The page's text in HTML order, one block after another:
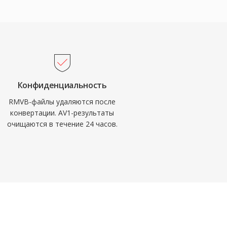
Конфиденциальность
RMVB-файлы удаляются после
конвертации. AV1-результаты
очищаются в течение 24 часов.